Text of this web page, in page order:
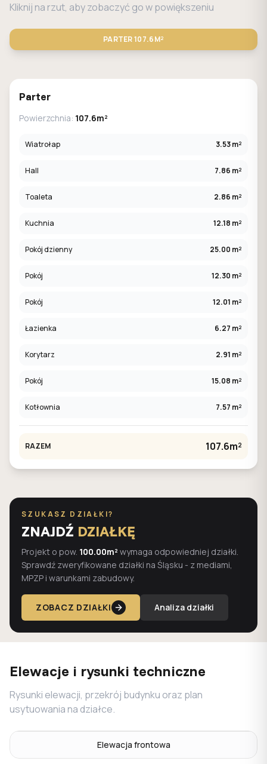
Kliknij na rzut, aby zobaczyć go w powiększeniu
PARTER107.6M²
Parter
Powierzchnia: 107.6m²
Wiatrołap 3.53 m²
Hall 7.86 m²
Toaleta 2.86 m²
Kuchnia 12.18 m²
Pokój dzienny 25.00 m²
Pokój 12.30 m²
Pokój 12.01 m²
Łazienka 6.27 m²
Korytarz 2.91 m²
Pokój 15.08 m²
Kotłownia 7.57 m²
RAZEM 107.6m²
SZUKASZ DZIAŁKI?
ZNAJDŹ DZIAŁKĘ
Projekt o pow. 100.00m² wymaga odpowiedniej działki.
Sprawdź zweryfikowane działki na Śląsku - z mediami,
MPZP i warunkami zabudowy.
ZOBACZ DZIAŁKI Analiza działki
Elewacje i rysunki techniczne
Rysunki elewacji, przekrój budynku oraz plan
usytuowania na działce.
Elewacja frontowa